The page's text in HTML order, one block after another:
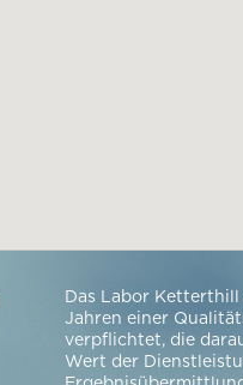
Das Labor
Jahren einer
verpflichtet, die
Wert der